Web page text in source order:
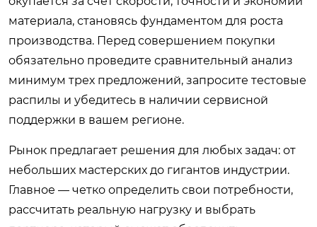
материала, становясь фундаментом для роста
производства. Перед совершением покупки
обязательно проведите сравнительный анализ
минимум трех предложений, запросите тестовые
распилы и убедитесь в наличии сервисной
поддержки в вашем регионе.
Рынок предлагает решения для любых задач: от
небольших мастерских до гигантов индустрии.
Главное — четко определить свои потребности,
рассчитать реальную нагрузку и выбрать